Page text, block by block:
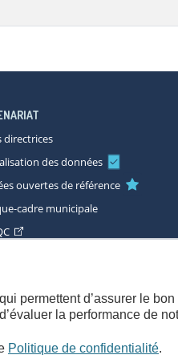
permettent d’assurer le
la performance de
Politique de confidentialité.
directrices
des données
ouvertes de référence
cadre municipale
Plan du site Consignes de